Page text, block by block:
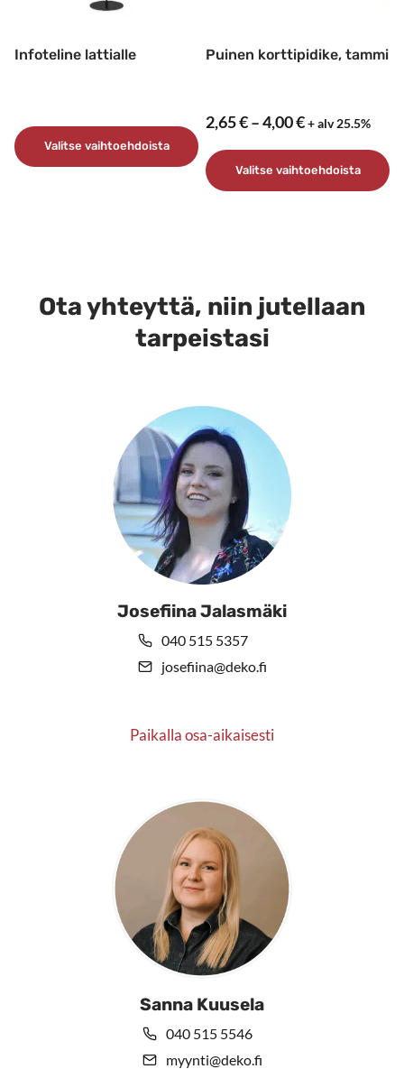
Infoteline lattialle
Valitse vaihtoehdoista
Voit
tehdä
Puinen korttipidike, tammi
2,65€–4,00€Hintaluokka:
–
4,00 €
+ alv 25.5%
Valitse vaihtoehdoista
muunnelma.
tehdä
sivulla.
Ota yhteyttä, niin jutellaan
tarpeistasi
Josefiina Jalasmäki
040 515 5357
josefiina@deko.fi
Paikalla osa-aikaisesti
Sanna Kuusela
040 515 5546
myynti@deko.fi